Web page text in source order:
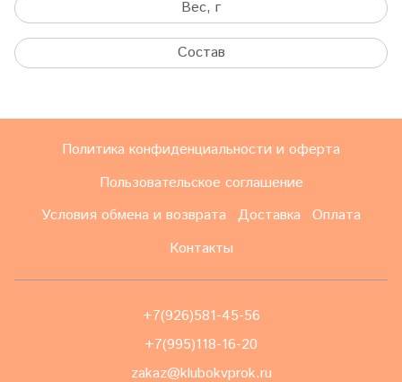
Вес, г
Состав
Политика конфиденциальности и оферта
Пользовательское соглашение
Условия обмена и возврата
Доставка
Оплата
Контакты
+7(926)581-45-56
+7(995)118-16-20
zakaz@klubokvprok.ru